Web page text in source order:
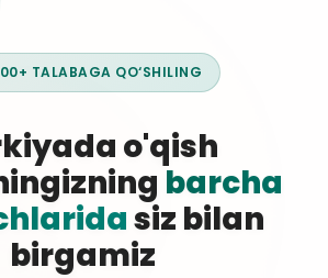
TALABAGA QO‘SHILING
o'qish
barcha
siz bilan
birgamiz